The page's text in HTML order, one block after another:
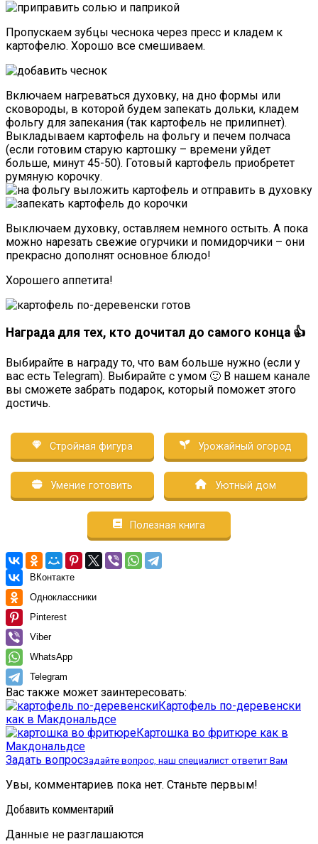
Пропускаем зубцы чеснока через пресс и кладем к
картофелю. Хорошо все смешиваем.
Включаем нагреваться духовку, на дно формы или
сковороды, в которой будем запекать дольки, кладем
фольгу для запекания (так картофель не прилипнет).
Выкладываем картофель на фольгу и печем полчаса
(если готовим старую картошку – времени уйдет
больше, минут 45-50). Готовый картофель приобретет
румяную корочку.
Выключаем духовку, оставляем немного остыть. А пока
можно нарезать свежие огурчики и помидорчики – они
прекрасно дополнят основное блюдо!
Хорошего аппетита!
Награда для тех, кто дочитал до самого конца 👍
Выбирайте в награду то, что вам больше нужно (если у
вас есть Telegram). Выбирайте с умом 🙂 В нашем канале
вы сможете забрать подарок, который поможет этого
достичь.
Стройная фигура Урожайный огород
Умение готовить Уютный дом
Полезная книга
ВКонтакте
Одноклассники
Pinterest
Viber
WhatsApp
Telegram
Вас также может заинтересовать:
Картофель по-деревенски
как в Макдональдсе
Картошка во фритюре как в
Макдональдсе
Задать вопросЗадайте вопрос, наш специалист ответит Вам
Увы, комментариев пока нет. Станьте первым!
Добавить комментарий
Данные не разглашаются